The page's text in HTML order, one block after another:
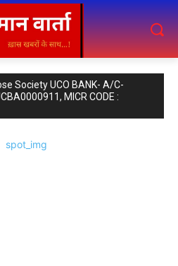
Society UCO BANK- A/C-
MICR CODE :